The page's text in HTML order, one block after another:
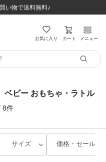
い物で送料無料♪
お昼12:59まで！！
い物で送料無料♪
お昼12:59まで！！
お気に入り カート メニュー
ビー おもちゃ・ラトル
8件
サイズ 価格・セール